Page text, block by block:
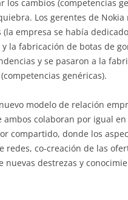
los cambios (competencias
Los gerentes de Nokia
empresa se había
la fabricación de botas de
y se pasaron a la
genéricas).
modelo de relación
colaboran por igual en
compartido, donde los
redes, co-creación de las
nuevas destrezas y